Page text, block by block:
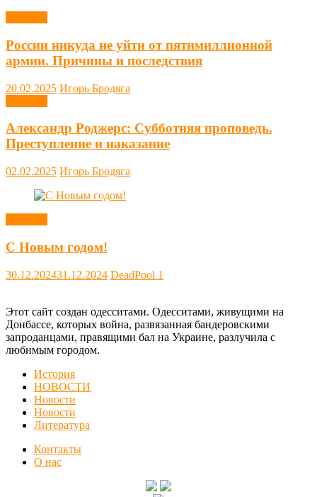
России никуда не уйти от пятимиллионной
армии. Причины и последствия
20.02.2025 Игорь Бродяга
Александр Роджерс: Субботняя проповедь.
Преступление и наказание
02.02.2025 Игорь Бродяга
С Новым годом!
30.12.202431.12.2024 DeadPool 1
Этот сайт создан одесситами. Одесситами, живущими на
Донбассе, которых война, развязанная бандеровскими
запроданцами, правящими бал на Украине, разлучила с
любимым городом.
История
НОВОСТИ
Новости
Новости
Литература
Контакты
О нас